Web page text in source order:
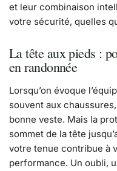
et leur combinaison
votre sécurité, quelles
La tête aux pieds :
en randonnée
Lorsqu’on évoque
souvent aux
bonne veste. Mais la
sommet de la tête
votre tenue contribue à
performance. Un oubli,